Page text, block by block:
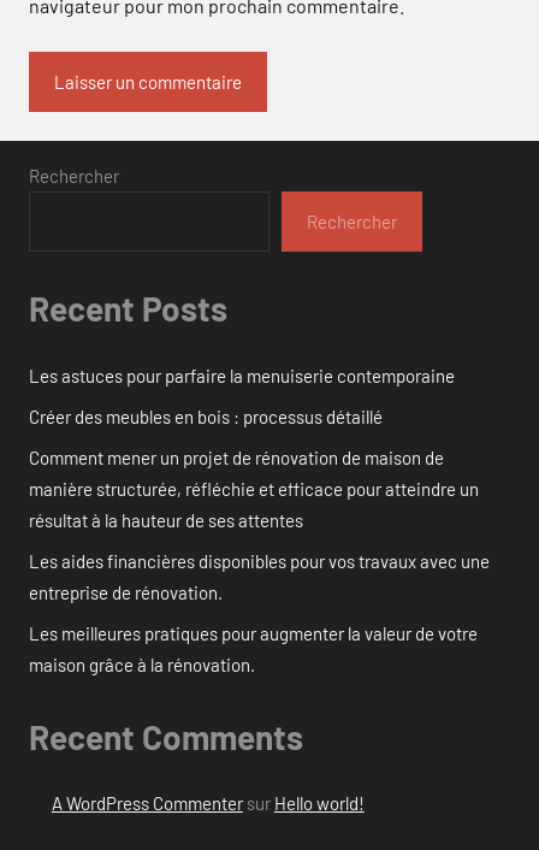
navigateur pour mon prochain commentaire.
Rechercher
Rechercher
Recent Posts
Les astuces pour parfaire la menuiserie contemporaine
Créer des meubles en bois : processus détaillé
Comment mener un projet de rénovation de maison de
manière structurée, réfléchie et efficace pour atteindre un
résultat à la hauteur de ses attentes
Les aides financières disponibles pour vos travaux avec une
entreprise de rénovation.
Les meilleures pratiques pour augmenter la valeur de votre
maison grâce à la rénovation.
Recent Comments
A WordPress Commentersur Hello world!